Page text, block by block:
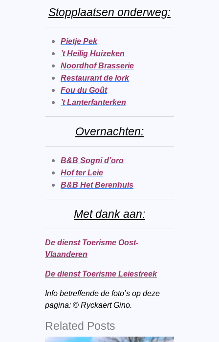
Stopplaatsen onderweg:
Pietje Pek
’t Heilig Huizeken
Noordhof Brasserie
Restaurant de lork
Fou du Goût
’t Lanterfanterken
Overnachten:
B&B Sogni d’oro
Hof ter Leie
B&B Het Berenhuis
Met dank aan:
De dienst Toerisme Oost-
Vlaanderen
De dienst Toerisme Leiestreek
Info betreffende de foto’s op deze
pagina: © Ryckaert Gino.
Related Posts